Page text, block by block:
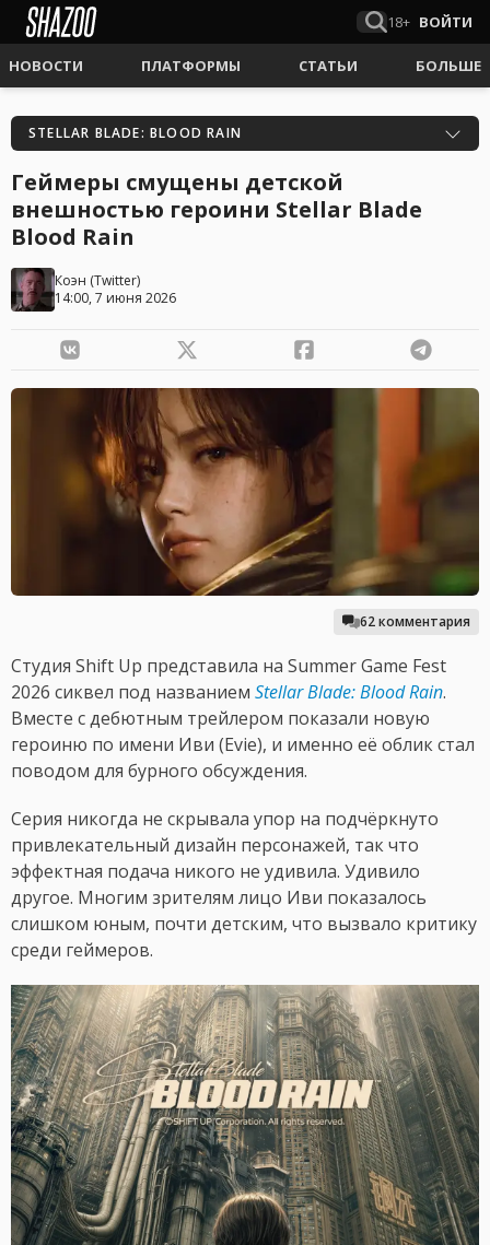
18+ ВОЙТИ
НОВОСТИ ПЛАТФОРМЫ СТАТЬИ БОЛЬШЕ
STELLAR BLADE: BLOOD RAIN
Геймеры смущены детской
внешностью героини Stellar Blade
Blood Rain
Коэн (Twitter)
14:00, 7 июня 2026
62 комментария
Студия Shift Up представила на Summer Game Fest
2026 сиквел под названием Stellar Blade: Blood Rain.
Вместе с дебютным трейлером показали новую
героиню по имени Иви (Evie), и именно её облик стал
поводом для бурного обсуждения.
Серия никогда не скрывала упор на подчёркнуто
привлекательный дизайн персонажей, так что
эффектная подача никого не удивила. Удивило
другое. Многим зрителям лицо Иви показалось
слишком юным, почти детским, что вызвало критику
среди геймеров.